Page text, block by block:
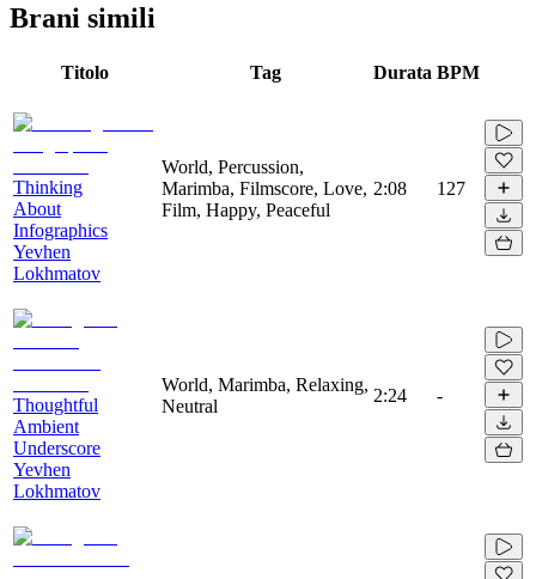
Brani simili
Titolo Tag Durata BPM
Thinking
About
Infographics
Yevhen
Lokhmatov
World, Percussion,
Marimba, Filmscore, Love,
Film, Happy, Peaceful
2:08 127
Thoughtful
Ambient
Underscore
Yevhen
Lokhmatov
World, Marimba, Relaxing,
Neutral
2:24 -